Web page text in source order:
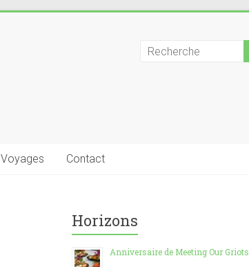
Voyages Contact
Horizons
Anniversaire de Meeting Our Griots